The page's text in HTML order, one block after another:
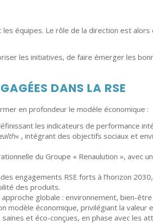
équipes. Le rôle de la direction est alors
les initiatives, de faire émerger les
DANS LA RSE
en profondeur le modèle économique :
les indicateurs de performance
« , intégrant des objectifs sociaux et
du Groupe « Renaulution », avec
engagements RSE forts à l’horizon
des produits.
globale : environnement, bien-
économique, privilégiant la valeur
et éco-conçues, en phase avec les